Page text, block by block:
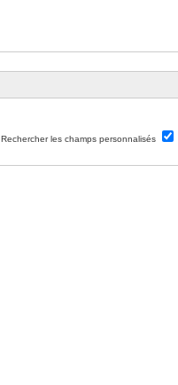
Rechercher les champs personnalisés